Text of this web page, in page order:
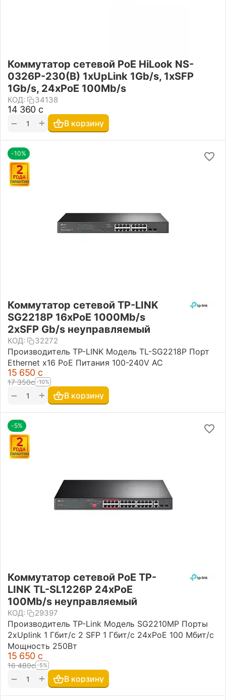
Коммутатор сетевой PoE HiLook NS-
0326P-230(B) 1xUpLink 1Gb/s, 1xSFP
1Gb/s, 24xPoE 100Mb/s
КОД: 34138
14 360 с
+
− В корзину
-10%
Коммутатор сетевой TP-LINK
SG2218P 16xPoE 1000Mb/s
2хSFP Gb/s неуправляемый
КОД: 32272
Производитель TP-LINK Модель TL-SG2218P Порт
Ethernet x16 PoE Питания 100-240V AC
15 650 с
17 350с -10%
+
− В корзину
-5%
Коммутатор сетевой PoE TP-
LINK TL-SL1226P 24xPoE
100Mb/s неуправляемый
КОД: 29397
Производитель TP-Link Модель SG2210MP Порты
2xUplink 1 Гбит/с 2 SFP 1 Гбит/с 24xPoE 100 Мбит/с
Мощность 250Вт
15 650 с
16 480с -5%
+
− В корзину